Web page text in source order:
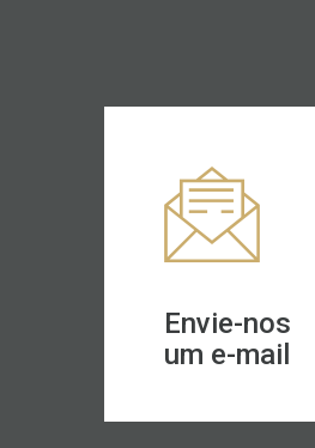
Envie-nos
um e-mail